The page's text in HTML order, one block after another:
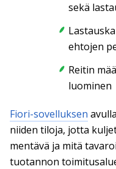
sekä
ehtojen
Reitin
luominen
Fiori-sovelluksen
niiden tiloja, jotta
mentävä ja mitä
tuotannon